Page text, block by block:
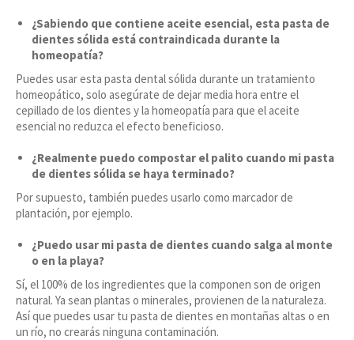
¿Sabiendo que contiene aceite esencial, esta pasta de
dientes sólida está contraindicada durante la
homeopatía?
Puedes usar esta pasta dental sólida durante un tratamiento
homeopático, solo asegúrate de dejar media hora entre el
cepillado de los dientes y la homeopatía para que el aceite
esencial no reduzca el efecto beneficioso.
¿Realmente puedo compostar el palito cuando mi pasta
de dientes sólida se haya terminado?
Por supuesto, también puedes usarlo como marcador de
plantación, por ejemplo.
¿Puedo usar mi pasta de dientes cuando salga al monte
o en la playa?
Sí, el 100% de los ingredientes que la componen son de origen
natural. Ya sean plantas o minerales, provienen de la naturaleza.
Así que puedes usar tu pasta de dientes en montañas altas o en
un río, no crearás ninguna contaminación.